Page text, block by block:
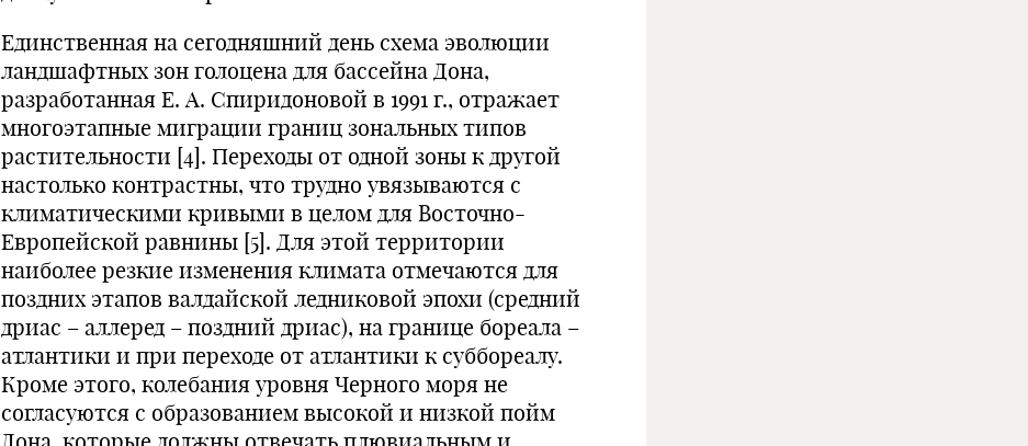
Единственная на сегодняшний день схема эволюции
ландшафтных зон голоцена для бассейна Дона,
разработанная Е. А. Спиридоновой в 1991 г., отражает
многоэтапные миграции границ зональных типов
растительности [4]. Переходы от одной зоны к другой
настолько контрастны, что трудно увязываются с
климатическими кривыми в целом для Восточно-
Европейской равнины [5]. Для этой территории
наиболее резкие изменения климата отмечаются для
поздних этапов валдайской ледниковой эпохи (средний
дриас – аллеред – поздний дриас), на границе бореала –
атлантики и при переходе от атлантики к суббореалу.
Кроме этого, колебания уровня Черного моря не
согласуются с образованием высокой и низкой пойм